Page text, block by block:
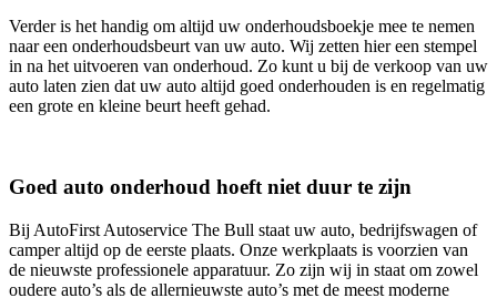
Verder is het handig om altijd uw onderhoudsboekje mee te nemen
naar een onderhoudsbeurt van uw auto. Wij zetten hier een stempel
in na het uitvoeren van onderhoud. Zo kunt u bij de verkoop van uw
auto laten zien dat uw auto altijd goed onderhouden is en regelmatig
een grote en kleine beurt heeft gehad.
Goed auto onderhoud hoeft niet duur te zijn
Bij AutoFirst Autoservice The Bull staat uw auto, bedrijfswagen of
camper altijd op de eerste plaats. Onze werkplaats is voorzien van
de nieuwste professionele apparatuur. Zo zijn wij in staat om zowel
oudere auto’s als de allernieuwste auto’s met de meest moderne